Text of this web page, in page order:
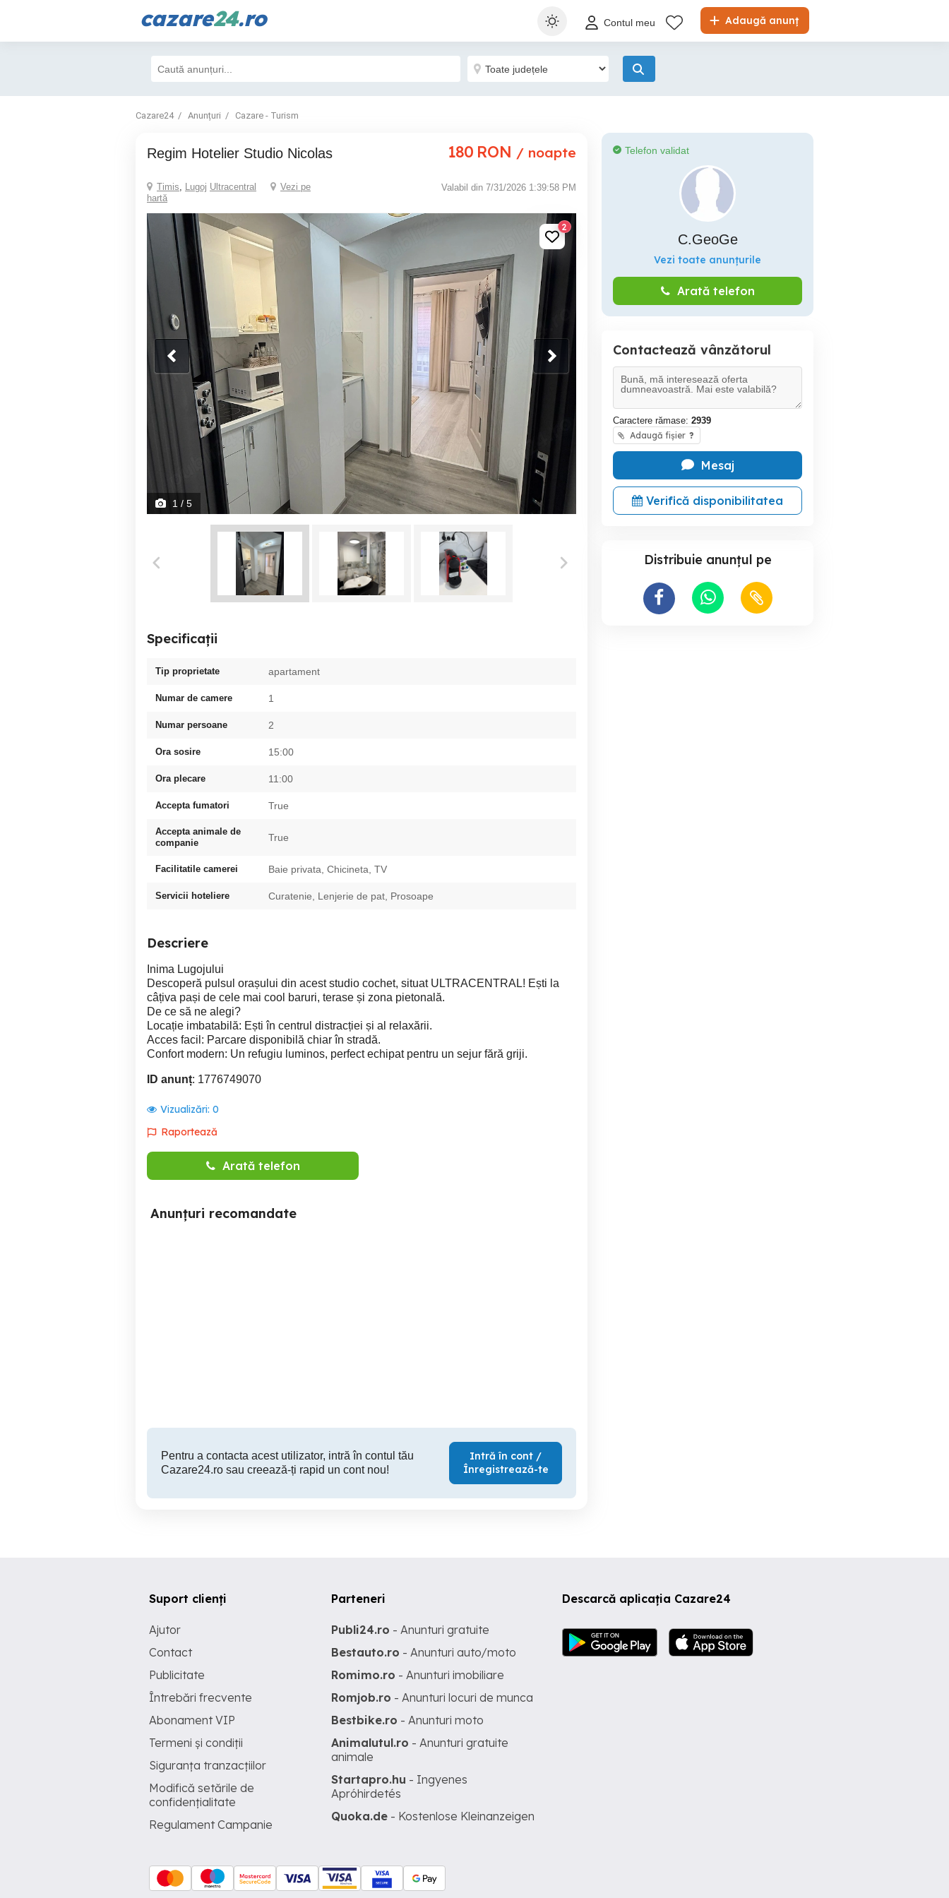
cazare24.ro Adaugă anunț
Contul meu
Cazare24 Anunțuri Cazare - Turism
Regim Hotelier Studio Nicolas 180 RON / noapte
Timis, Lugoj Ultracentral
Vezi pe
hartă
Valabil din 7/31/2026 1:39:58 PM
2
1 / 5
Specificații
Tip proprietate apartament
Numar de camere 1
Numar persoane 2
Ora sosire 15:00
Ora plecare 11:00
Accepta fumatori True
Accepta animale de
companie
True
Facilitatile camerei Baie privata, Chicineta, TV
Servicii hoteliere Curatenie, Lenjerie de pat, Prosoape
Descriere
Inima Lugojului
Descoperă pulsul orașului din acest studio cochet, situat ULTRACENTRAL! Ești la
câțiva pași de cele mai cool baruri, terase și zona pietonală.
De ce să ne alegi?
Locație imbatabilă: Ești în centrul distracției și al relaxării.
Acces facil: Parcare disponibilă chiar în stradă.
Confort modern: Un refugiu luminos, perfect echipat pentru un sejur fără griji.
ID anunț: 1776749070
Vizualizări: 0
Raportează
Arată telefon
Anunțuri recomandate
Pentru a contacta acest utilizator, intră în contul tău
Cazare24.ro sau creează-ți rapid un cont nou!
Intră în cont /
Înregistrează-te
Telefon validat
C.GeoGe
Vezi toate anunțurile
Arată telefon
Contactează vânzătorul
Caractere rămase: 2939
Adaugă fișier ?
Mesaj
Verifică disponibilitatea
Distribuie anunțul pe
Descarcă aplicația Cazare24
Suport clienți
Ajutor
Contact
Publicitate
Întrebări frecvente
Abonament VIP
Termeni și condiții
Siguranța tranzacțiilor
Modifică setările de
confidențialitate
Regulament Campanie
Parteneri
Publi24.ro - Anunturi gratuite
Bestauto.ro - Anunturi auto/moto
Romimo.ro - Anunturi imobiliare
Romjob.ro - Anunturi locuri de munca
Bestbike.ro - Anunturi moto
Animalutul.ro - Anunturi gratuite
animale
Startapro.hu - Ingyenes
Apróhirdetés
Quoka.de - Kostenlose Kleinanzeigen